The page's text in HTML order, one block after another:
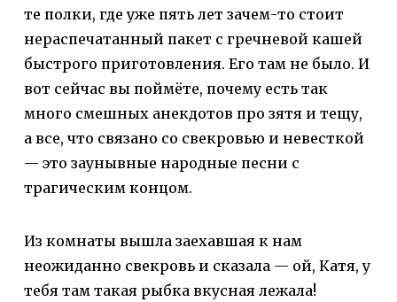
те полки, где уже пять лет зачем-то стоит
нераспечатанный пакет с гречневой кашей
быстрого приготовления. Его там не было. И
вот сейчас вы поймёте, почему есть так
много смешных анекдотов про зятя и тещу,
а все, что связано со свекровью и невесткой
— это заунывные народные песни с
трагическим концом.
Из комнаты вышла заехавшая к нам
неожиданно свекровь и сказала — ой, Катя, у
тебя там такая рыбка вкусная лежала!